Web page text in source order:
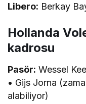
Libero: Berkay
Hollanda
kadrosu
Pasör: Wessel
• Gijs Jorna
alabiliyor)